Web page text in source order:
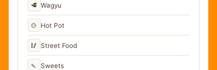
🥩 Wagyu
🍲 Hot Pot
🥢 Street Food
🍡 Sweets